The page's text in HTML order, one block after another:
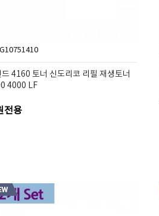
G10751410
4160 토너 신도리코 리필 재생토너
4000 LF
전용